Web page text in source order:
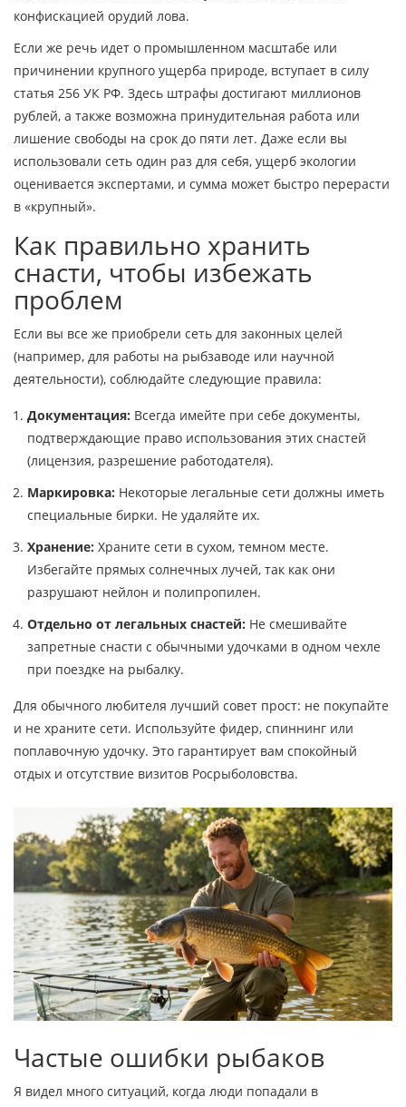
конфискацией орудий лова.
Если же речь идет о промышленном масштабе или
причинении крупного ущерба природе, вступает в силу
статья 256 УК РФ. Здесь штрафы достигают миллионов
рублей, а также возможна принудительная работа или
лишение свободы на срок до пяти лет. Даже если вы
использовали сеть один раз для себя, ущерб экологии
оценивается экспертами, и сумма может быстро перерасти
в «крупный».
Как правильно хранить
снасти, чтобы избежать
проблем
Если вы все же приобрели сеть для законных целей
(например, для работы на рыбзаводе или научной
деятельности), соблюдайте следующие правила:
Документация: Всегда имейте при себе документы,
подтверждающие право использования этих снастей
(лицензия, разрешение работодателя).
Маркировка: Некоторые легальные сети должны иметь
специальные бирки. Не удаляйте их.
Хранение: Храните сети в сухом, темном месте.
Избегайте прямых солнечных лучей, так как они
разрушают нейлон и полипропилен.
Отдельно от легальных снастей: Не смешивайте
запретные снасти с обычными удочками в одном чехле
при поездке на рыбалку.
Для обычного любителя лучший совет прост: не покупайте
и не храните сети. Используйте фидер, спиннинг или
поплавочную удочку. Это гарантирует вам спокойный
отдых и отсутствие визитов Росрыболовства.
Частые ошибки рыбаков
Я видел много ситуаций, когда люди попадали в